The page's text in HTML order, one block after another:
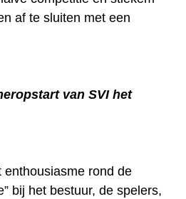
af te sluiten met een
van SVI het
enthousiasme rond de
bij het bestuur, de spelers,